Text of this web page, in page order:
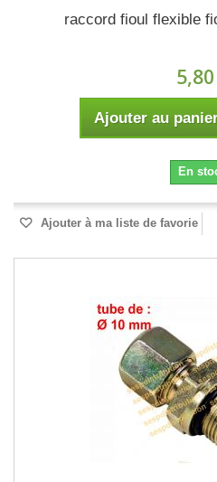
raccord fioul flexible
Ajouter au
En
Ajouter à ma liste de favorie